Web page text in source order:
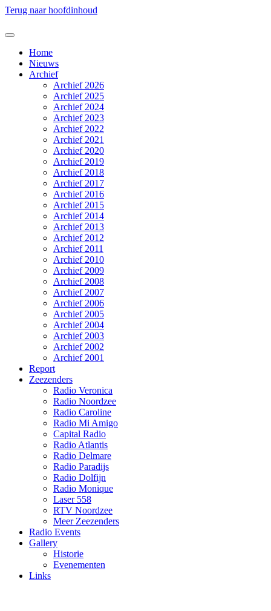
Terug naar hoofdinhoud
Home
Nieuws
Archief
Archief 2026
Archief 2025
Archief 2024
Archief 2023
Archief 2022
Archief 2021
Archief 2020
Archief 2019
Archief 2018
Archief 2017
Archief 2016
Archief 2015
Archief 2014
Archief 2013
Archief 2012
Archief 2011
Archief 2010
Archief 2009
Archief 2008
Archief 2007
Archief 2006
Archief 2005
Archief 2004
Archief 2003
Archief 2002
Archief 2001
Report
Zeezenders
Radio Veronica
Radio Noordzee
Radio Caroline
Radio Mi Amigo
Capital Radio
Radio Atlantis
Radio Delmare
Radio Paradijs
Radio Dolfijn
Radio Monique
Laser 558
RTV Noordzee
Meer Zeezenders
Radio Events
Gallery
Historie
Evenementen
Links